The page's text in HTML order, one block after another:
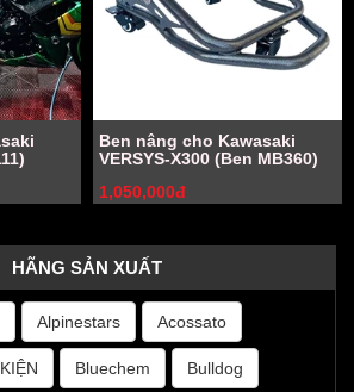
Ben nâng cho Kawasaki
VERSYS-X300 (Ben MB360)
1,050,000đ
HÃNG SẢN XUẤT
Alpinestars Acossato
Bluechem Bulldog